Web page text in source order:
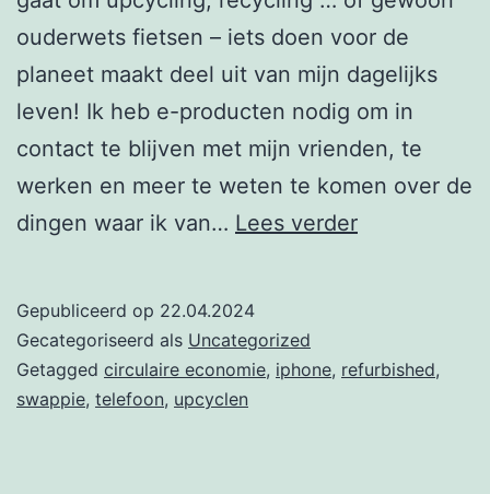
ouderwets fietsen – iets doen voor de
planeet maakt deel uit van mijn dagelijks
leven! Ik heb e-producten nodig om in
contact te blijven met mijn vrienden, te
werken en meer te weten te komen over de
dingen waar ik van… Lees verderKies
Grace.
Gepubliceerd op 22.04.2024
Gecategoriseerd als Uncategorized
Getagged circulaire economie, iphone, refurbished,
swappie, telefoon, upcyclen